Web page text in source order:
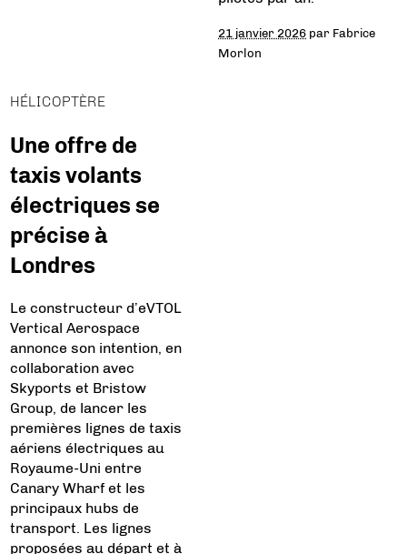
21 janvier 2026 par Fabrice
Morlon
HÉLICOPTÈRE
Une offre de
taxis volants
électriques se
précise à
Londres
Le constructeur d’eVTOL
Vertical Aerospace
annonce son intention, en
collaboration avec
Skyports et Bristow
Group, de lancer les
premières lignes de taxis
aériens électriques au
Royaume-Uni entre
Canary Wharf et les
principaux hubs de
transport. Les lignes
proposées au départ et à